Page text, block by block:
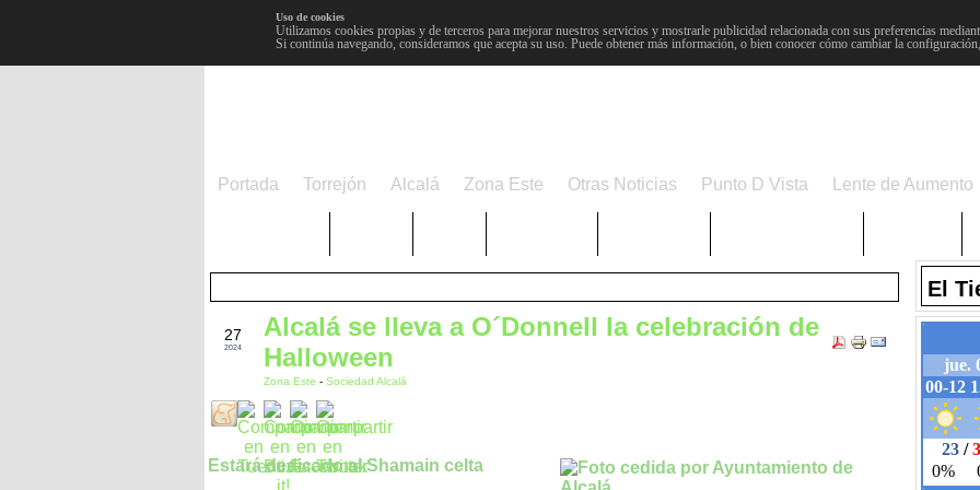
Uso de cookies
Utilizamos cookies propias y de terceros para mejorar nuestros servicios y mostrarle publicidad relacionada con sus preferencias
Si continúa navegando, consideramos que acepta su uso. Puede obtener más información, o bien conocer cómo cambiar la
Portada Torrejón Alcalá Zona Este Otras Noticias Punto D Vista Lente de Aumento
27
2024
Alcalá se lleva a O´Donnell la celebración de
Halloween
Zona Este - Sociedad Alcalá
Estará dedicado al Shamain celta
El